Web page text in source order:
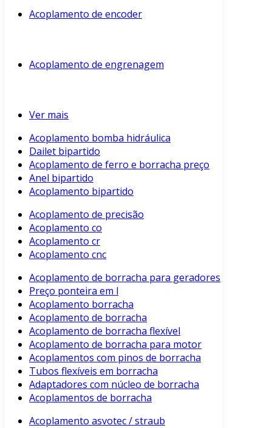
Acoplamento de encoder
Acoplamento de engrenagem
Ver mais
Acoplamento bomba hidráulica
Dailet bipartido
Acoplamento de ferro e borracha preço
Anel bipartido
Acoplamento bipartido
Acoplamento de precisão
Acoplamento co
Acoplamento cr
Acoplamento cnc
Acoplamento de borracha para geradores
Preço ponteira em l
Acoplamento borracha
Acoplamento de borracha
Acoplamento de borracha flexível
Acoplamento de borracha para motor
Acoplamentos com pinos de borracha
Tubos flexíveis em borracha
Adaptadores com núcleo de borracha
Acoplamentos de borracha
Acoplamento asvotec / straub